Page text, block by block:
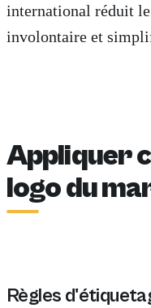
international réduit
involontaire et
Appliquer
logo du
Règles